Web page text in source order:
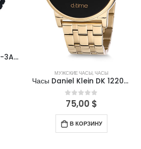
Часы Casio MWQ-100-3AVDF
МУЖСКИЕ ЧАСЫ,ЧАСЫ
Часы Daniel Klein DK 12208-5
0out of 5
75,00 $
В КОРЗИНУ